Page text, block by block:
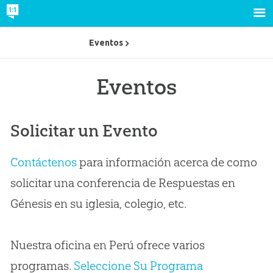
Eventos
Solicitar un Evento
Contáctenospara información acerca de como
solicitar una conferencia de Respuestas en
Génesis en su iglesia, colegio, etc.
Nuestra oficina en Perú ofrece varios
programas. Seleccione Su Programa
Eventos